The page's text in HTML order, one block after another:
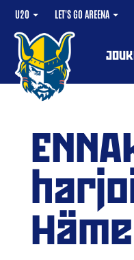
U20 LET'S GO AREENA